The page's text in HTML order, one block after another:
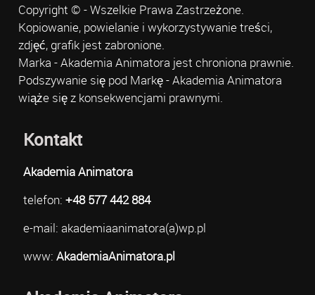
Copyright © - Wszelkie Prawa Zastrzeżone.
Kopiowanie, powielanie i wykorzystywanie treści,
zdjęć, grafik jest zabronione.
Marka - Akademia Animatora jest chroniona prawnie.
Podszywanie się pod Markę - Akademia Animatora
wiąże się z konsekwencjami prawnymi.
Kontakt
Akademia Animatora
telefon: +48 577 442 884
e-mail: akademiaanimatora(a)wp.pl
www: AkademiaAnimatora.pl